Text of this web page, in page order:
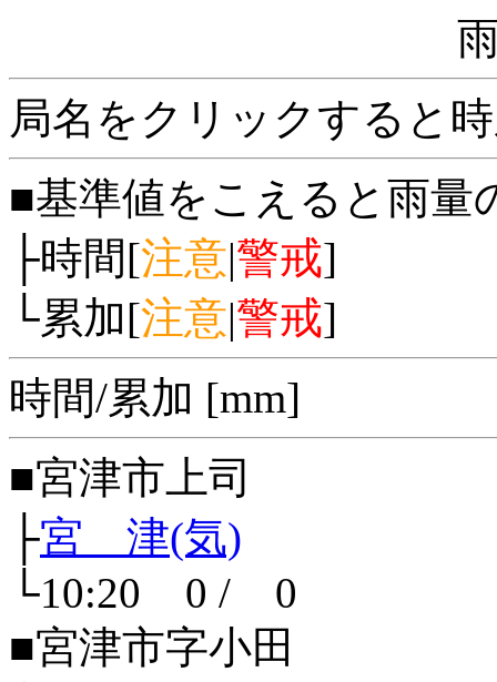
局名をクリックすると
■基準値をこえると雨量
├時間[注意|警戒]
└累加[注意|警戒]
時間/累加 [mm]
■宮津市上司
├宮 津(気)
└10:20 0 / 0
■宮津市字小田